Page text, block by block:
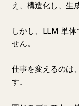
え、構造化し、生
しかし、LLM 単
せん。
仕事を変えるのは
す。